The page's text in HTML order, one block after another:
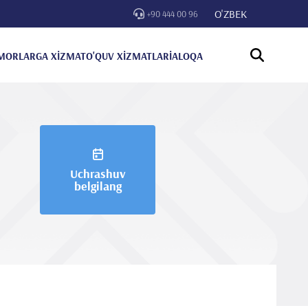
+90 444 00 96 O'ZBEK
XİZMATO'QUV XİZMATLARİALOQA
Uchrashuv
belgilang